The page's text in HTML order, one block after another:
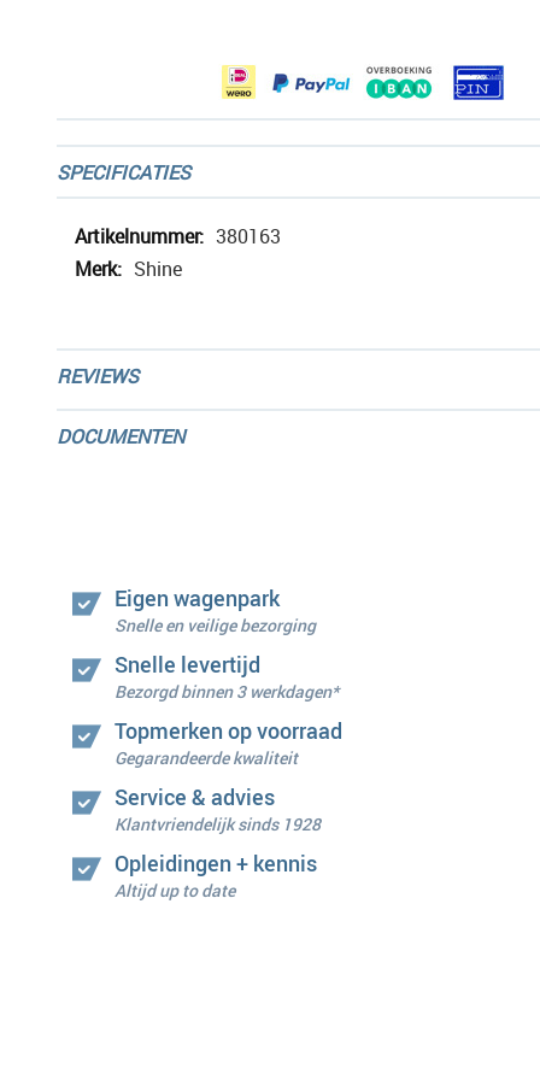
SPECIFICATIES
Meer
informatie
380163
Shine
REVIEWS
DOCUMENTEN
Eigen wagenpark
Snelle en veilige bezorging
Snelle levertijd
Bezorgd binnen 3 werkdagen*
Topmerken op voorraad
Gegarandeerde kwaliteit
Service & advies
Klantvriendelijk sinds 1928
Opleidingen + kennis
Altijd up to date